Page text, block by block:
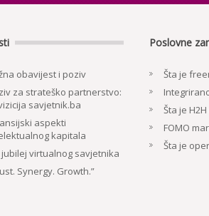
obavijest i poziv
za strateško partnerstvo:
savjetnik.ba
aspekti
kapitala
jubilej virtualnog savjetnika
Synergy. Growth.”
Poslovne
Šta je
Šta je
FOMO
Šta je